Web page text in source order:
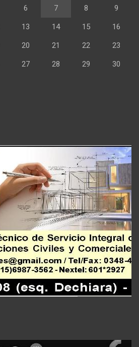
6 7 8 9
13 14 15 16
20 21 22 23
27 28 29 30